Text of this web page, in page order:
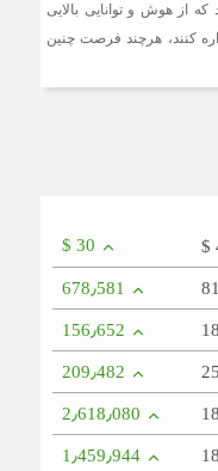
بیشتر از حقوق
خریدهای رسمی
روز خبرنگار
شرق تهران
از هوش و توانایی بالایی
کنند، هرچند فرصت چنین
$ 30
678٫581
156٫652
209٫482
2٫618٫080
1٫459٫944